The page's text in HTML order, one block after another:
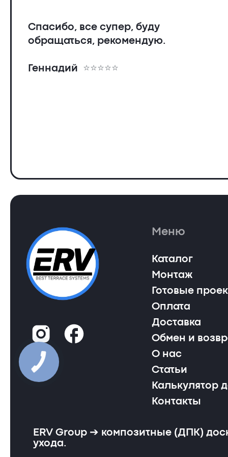
Спасибо, все супер, буду
обращаться, рекомендую.
Геннадий
Меню
Каталог
Монтаж
Готовые
Оплата
Доставка
Обмен и
О нас
Статьи
Калькулятор
Контакты
ERV Group ➔ композитные (ДПК)
ухода.